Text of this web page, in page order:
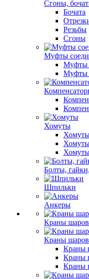
Сгоны,
Бочата
Резьбы
Сгоны
Муфты
Муфты
Муфты
Хомуты
Болты,
Шпильки
Анкеры
Краны
Краны
Краны
Краны
Краны